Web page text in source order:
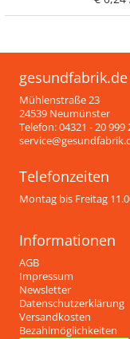
Mühlenstraße 23
24539 Neumünster
Telefon: 04321 - 20 999
Telefonzeiten
Montag bis Freitag
Informationen
AGB
Impressum
Newsletter
Datenschutzerklärung
Versandkosten
Bezahlmöglichkeiten